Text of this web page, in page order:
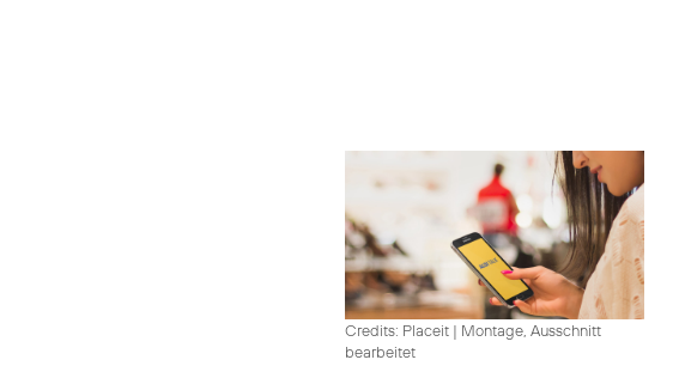
Credits: Placeit | Montage, Ausschnitt
bearbeitet